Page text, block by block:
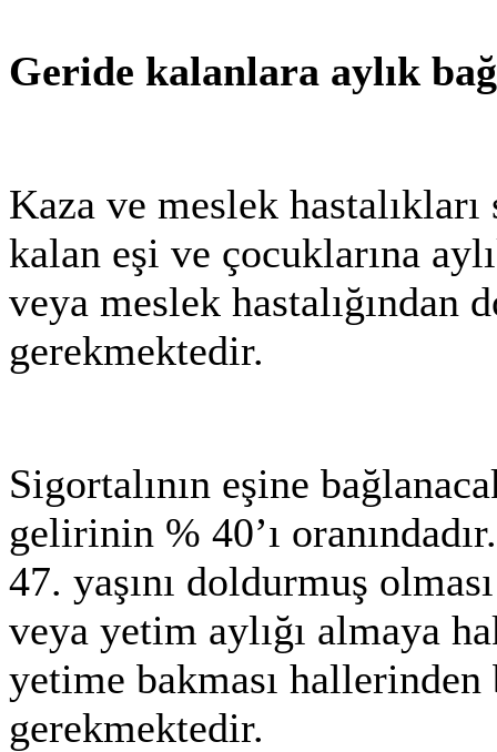
Geride kalanlara aylık
Kaza ve meslek
kalan eşi ve çocuklarına
veya meslek hastalığından
gerekmektedir.
Sigortalının eşine
gelirinin % 40’ı
47. yaşını doldurmuş
veya yetim aylığı almaya
yetime bakması
gerekmektedir.